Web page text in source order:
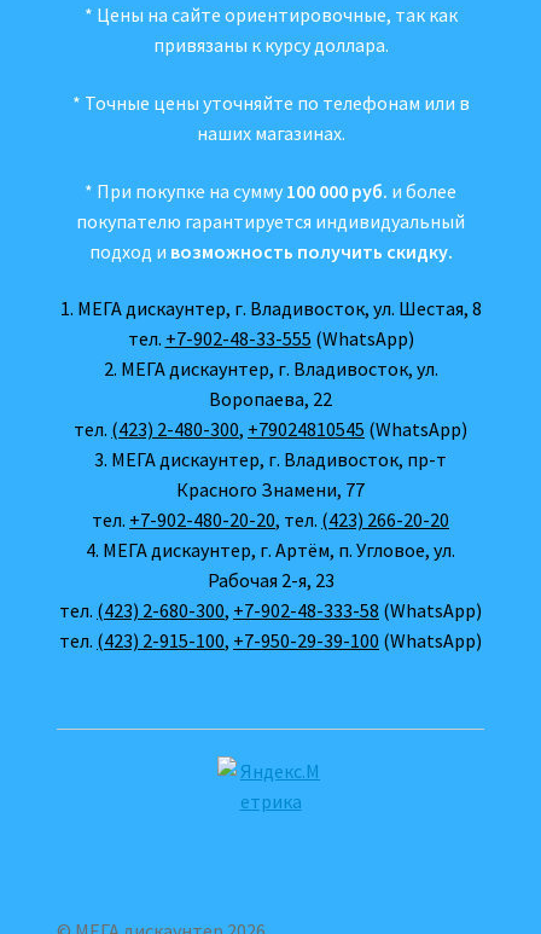
* Цены на сайте ориентировочные, так как
привязаны к курсу доллара.
* Точные цены уточняйте по телефонам или в
наших магазинах.
* При покупке на сумму 100 000 руб. и более
покупателю гарантируется индивидуальный
подход и возможность получить скидку.
1. МЕГА дискаунтер, г. Владивосток, ул. Шестая, 8
тел. +7-902-48-33-555 (WhatsApp)
2. МЕГА дискаунтер, г. Владивосток, ул.
Воропаева, 22
тел. (423) 2-480-300, +79024810545 (WhatsApp)
3. МЕГА дискаунтер, г. Владивосток, пр-т
Красного Знамени, 77
тел. +7-902-480-20-20, тел. (423) 266-20-20
4. МЕГА дискаунтер, г. Артём, п. Угловое, ул.
Рабочая 2-я, 23
тел. (423) 2-680-300, +7-902-48-333-58 (WhatsApp)
тел. (423) 2-915-100, +7-950-29-39-100 (WhatsApp)